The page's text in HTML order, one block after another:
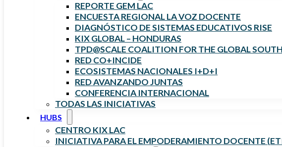
REPORTE GEM LAC
ENCUESTA REGIONAL LA VOZ DOCENTE
DIAGNÓSTICO DE SISTEMAS EDUCATIVOS RISE
KIX GLOBAL – HONDURAS
TPD@SCALE COALITION FOR THE GLOBAL SOUTH
RED CO+INCIDE
ECOSISTEMAS NACIONALES I+D+I
RED AVANZANDO JUNTAS
CONFERENCIA INTERNACIONAL
TODAS LAS INICIATIVAS
HUBS
CENTRO KIX LAC
INICIATIVA PARA EL EMPODERAMIENTO DOCENTE